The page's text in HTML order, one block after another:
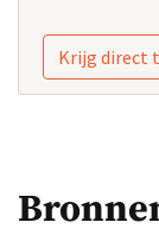
Krijg direct